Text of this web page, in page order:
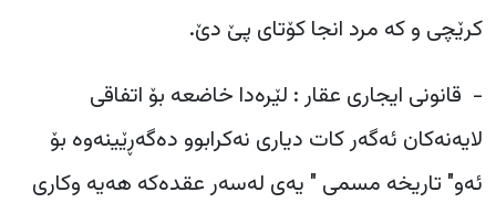
کرێچی و کە مرد انجا کۆتای پێ دێ.
‎- قانونی ایجاری عقار : لێرەدا خاضعە بۆ اتفاقی
لایەنەکان ئەگەر کات دیاری نەکرابوو دەگەڕێینەوە بۆ
ئەو" تاریخە مسمی " یەی لەسەر عقدەکە هەیە وکاری